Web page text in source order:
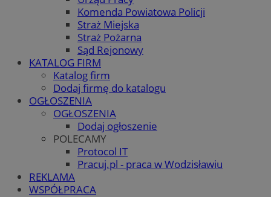
Komenda Powiatowa Policji
Straż Miejska
Straż Pożarna
Sąd Rejonowy
KATALOG FIRM
Katalog firm
Dodaj firmę do katalogu
OGŁOSZENIA
OGŁOSZENIA
Dodaj ogłoszenie
POLECAMY
Protocol IT
Pracuj.pl - praca w Wodzisławiu
REKLAMA
WSPÓŁPRACA